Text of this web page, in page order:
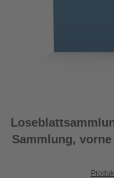
Sammlung,